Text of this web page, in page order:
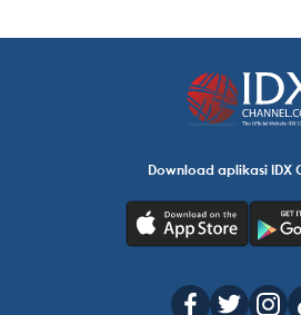
Download aplikasi IDX